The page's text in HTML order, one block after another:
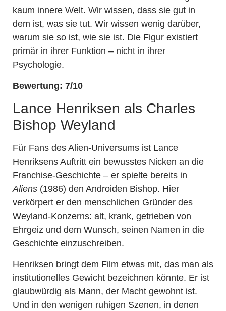
kaum innere Welt. Wir wissen, dass sie gut in
dem ist, was sie tut. Wir wissen wenig darüber,
warum sie so ist, wie sie ist. Die Figur existiert
primär in ihrer Funktion – nicht in ihrer
Psychologie.
Bewertung: 7/10
Lance Henriksen als Charles
Bishop Weyland
Für Fans des Alien-Universums ist Lance
Henriksens Auftritt ein bewusstes Nicken an die
Franchise-Geschichte – er spielte bereits in
Aliens (1986) den Androiden Bishop. Hier
verkörpert er den menschlichen Gründer des
Weyland-Konzerns: alt, krank, getrieben von
Ehrgeiz und dem Wunsch, seinen Namen in die
Geschichte einzuschreiben.
Henriksen bringt dem Film etwas mit, das man als
institutionelles Gewicht bezeichnen könnte. Er ist
glaubwürdig als Mann, der Macht gewohnt ist.
Und in den wenigen ruhigen Szenen, in denen